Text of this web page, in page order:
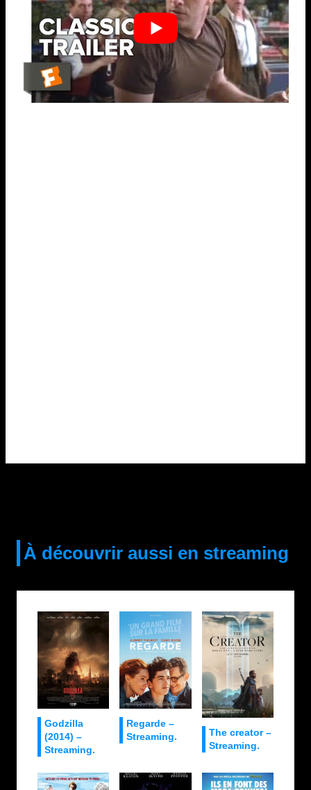
À découvrir aussi en streaming
Godzilla
(2014) –
Streaming.
Regarde –
Streaming.
The creator –
Streaming.